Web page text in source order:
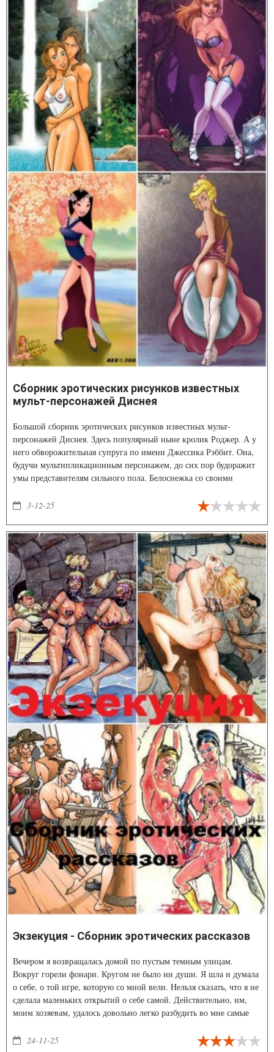
Сборник эротических рисунков известных
мульт-персонажей Диснея
Большой сборник эротических рисунков известных мульт-
персонажей Диснея. Здесь популярный ныне кролик Роджер. А у
него обворожительная супруга по имени Джессика Рэббит. Она,
будучи мультипликационным персонажем, до сих пор будоражит
умы представителям сильного пола. Белоснежка со своими
не только и другие
3-12-25
Экзекуция - Сборник эротических рассказов
Вечером я возвращалась домой по пустым темным улицам.
Вокруг горели фонари. Кругом не было ни души. Я шла и думала
о себе, о той игре, которую со мной вели. Hельзя сказать, что я не
сделала маленьких открытий о себе самой. Действительно, им,
моим хозяевам, удалось довольно легко разбудить во мне самые
могла, что буду лизать женщин и получать даже от этого
24-11-25